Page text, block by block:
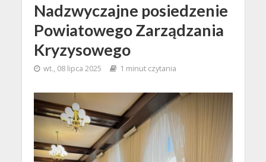
Nadzwyczajne posiedzenie
Powiatowego Zarządzania
Kryzysowego
wt., 08 lipca 2025 1 minut czytania